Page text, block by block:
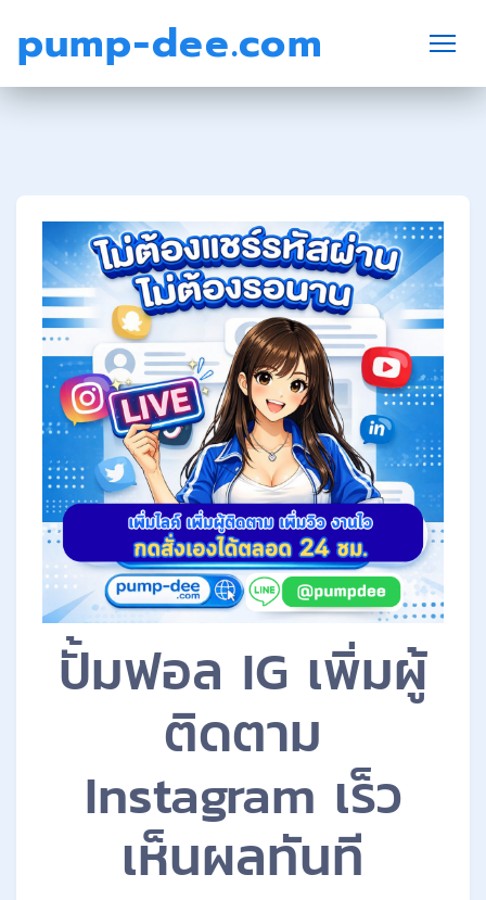
pump-dee.com
ปั้มฟอล IG เพิ่มผู้
ติดตาม
Instagram เร็ว
เห็นผลทันที